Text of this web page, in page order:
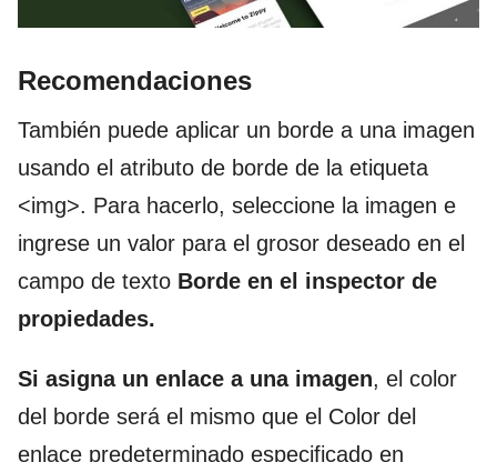
Recomendaciones
También puede aplicar un borde a una imagen
usando el atributo de borde de la etiqueta
<img>. Para hacerlo, seleccione la imagen e
ingrese un valor para el grosor deseado en el
campo de texto Borde en el inspector de
propiedades.
Si asigna un enlace a una imagen, el color
del borde será el mismo que el Color del
enlace predeterminado especificado en